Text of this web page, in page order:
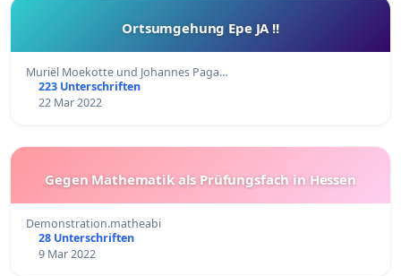
Ortsumgehung Epe JA !!
Muriël Moekotte und Johannes Paga…
223 Unterschriften
22 Mar 2022
Gegen Mathematik als Prüfungsfach in Hessen
Demonstration.matheabi
28 Unterschriften
9 Mar 2022